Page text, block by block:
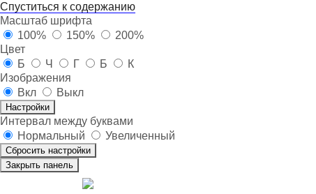
Спуститься к содержанию
Масштаб шрифта
100%
150%
200%
Цвет
Б
Ч Г Б
К
Изображения
Вкл
Выкл
Настройки
Интервал между буквами
Нормальный
Увеличенный
Сбросить настройки
Закрыть панель